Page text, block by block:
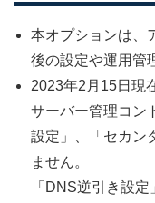
本オプションは、
後の設定や運用管
2023年2月15日現
サーバー管理コン
設定」、「セカン
ません。
「DNS逆引き設